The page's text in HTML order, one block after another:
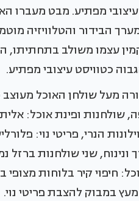
עיצובי מפתיע. מבט מעברו
הבידור והטלוויזיה
עצמו משולב בתחתיתו,
כטוויסט עיצובי מפתיע.
מעל שולחן האוכל מעוצב
שולחנות ופינת אוכל:
וילונות הנרי, פריטי נוי:
ונינוח, שני שולחנות
חיפוי קיר בלוחות מצופי
במבוק להצבת פריטי נוי.